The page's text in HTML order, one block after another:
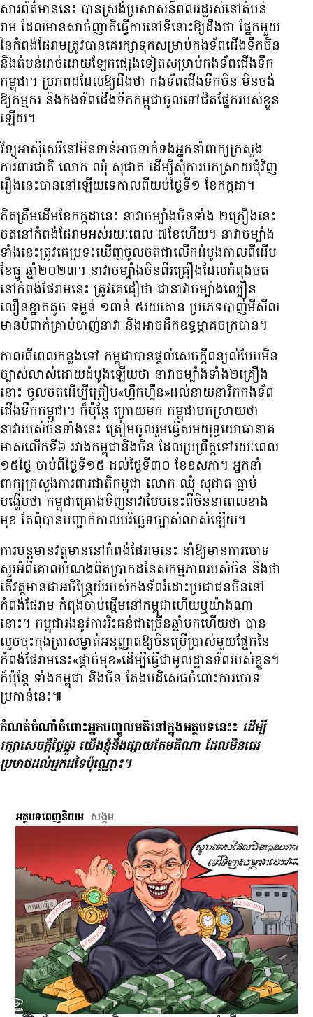
សារព័ត៌មាន​នេះ បាន​ស្រង់​ប្រសាសន៍​ពលរដ្ឋ​រស់នៅ​តំបន់​
រាម ដែល​មាន​សាច់ញាតិ​ធ្វើ​ការ​នៅ​ទីនោះ​ឱ្យ​ដឹង​ថា ផ្នែក​មួយ​
នៃ​កំពង់ផែ​រាម​ត្រូវ​បាន​គេ​រក្សា​ទុក​សម្រាប់​កងទ័ព​ជើងទឹក​ចិន
និង​តំបន់​ដាច់​ដោយឡែក​ផ្សេង​ទៀត​សម្រាប់​កងទ័ព​ជើងទឹក​
កម្ពុជា។ ប្រភព​ដដែល​ឱ្យ​ដឹង​ថា កងទ័ព​ជើងទឹក​ចិន មិន​ចង់​
ឱ្យ​កម្មករ និង​កងទ័ព​ជើង​ទឹក​កម្ពុជា​ចូល​ទៅ​ជិត​ផ្នែក​របស់​ខ្លួន​
ឡើយ។
វិទ្យុ​អាស៊ីសេរី​នៅ​មិន​ទាន់​អាច​ទាក់ទង​អ្នកនាំពាក្យ​ក្រសួង​
ការពារ​ជាតិ លោក ឈុំ សុជាត ដើម្បី​សុំ​ការ​បកស្រាយ​ជុំវិញ​
រឿង​នេះ​បាន​នៅឡើយ​ទេ​កាលពី​យប់​ថ្ងៃទី១ ខែ​កក្កដា។
គិត​ត្រឹម​ដើម​ខែ​កក្កដា​នេះ នាវា​ចម្បាំង​ចិន​ទាំង ២​គ្រឿង​នេះ
ចត​នៅ​កំពង់ផែ​រាម​អស់​រយៈពេល​ ៧ខែ​ហើយ។ នាវា​ចម្បាំង​
ទាំង​នេះ​ត្រូវ​គេ​ប្រទះ​ឃើញ​ចូល​ចត​ជា​លើក​ដំបូង​កាលពី​ដើម​
ខែ​ធ្នូ ឆ្នាំ២០២៣។ នាវា​ចម្បាំង​ចិន​ពីរ​គ្រឿង​ដែល​កំពុង​ចត​
នៅ​កំពង់ផែ​រាម​នេះ ត្រូវ​គេ​ជឿ​ថា ជា​នាវា​ចម្បាំង​ល្បឿន​
លឿន​ខ្នាត​តូច ទម្ងន់ ១ពាន់​ ៥រយ​តោន ប្រភេទ​បាញ់​មីសីល
មាន​បំពាក់​គ្រាប់​បាញ់​នាវា និង​អាច​ដឹក​ឧទ្ធម្ភាគចក្រ​បាន។
កាល​ពី​ពេល​កន្លងទៅ កម្ពុជា​បាន​ផ្តល់​សេចក្តី​ពន្យល់​បែប​មិន​
ច្បាស់​លាស់​ដោយ​ដំបូង​ឡើយ​ថា នាវា​ចម្បាំង​ទាំង​២គ្រឿង​
នោះ ចូល​ចត​ដើម្បី​ត្រៀម​«ហ្វឹកហ្វឺន»​ដល់​នាយ​នាវិក​កងទ័ព​
ជើង​ទឹក​កម្ពុជា។ ក៏ប៉ុន្តែ ក្រោយមក​ កម្ពុជា​បកស្រាយ​ថា
នាវា​របស់​ចិន​ទាំង​នេះ ត្រៀម​ចូលរួម​ធ្វើ​សមយុទ្ធ​យោធា​នាគ​
មាស​លើក​ទី៦​ រវាង​កម្ពុជា​និង​ចិន ដែល​ប្រព្រឹត្ត​ទៅ​រយៈពេល
​១៥​ថ្ងៃ ចាប់​ពី​ថ្ងៃទី១៥ ដល់​ថ្ងៃទី​៣០ ខែ​ឧសភា។ អ្នក​នាំ​
ពាក្យ​ក្រសួង​ការពារ​ជាតិ​កម្ពុជា លោក ឈុំ សុជាត ធ្លាប់​
បង្ហើប​ថា កម្ពុជា​គ្រោង​ទិញ​នាវា​បែប​នេះ​ពី​ចិន​នា​ពេល​ខាង
មុខ តែ​ពុំ​បាន​បញ្ជាក់​កាលបរិច្ឆេទ​ច្បាស់​លាស់​ឡើយ។
ការ​បន្ត​មាន​វត្តមាន​នៅ​កំពង់ផែ​រាម​នេះ នាំ​ឱ្យ​មាន​ការ​ចោទ
សួរ​អំពី​គោលបំណង​ពិតប្រាកដ​នៃ​សកម្មភាព​របស់​ចិន និង​ថា
តើ​វត្តមាន​ជា​អចិន្ត្រៃយ៍​របស់​កងទ័ព​រំដោះ​ប្រជាជន​ចិន​នៅ​
កំពង់ផែ​រាម កំពុង​ចាប់ផ្តើម​នៅ​កម្ពុជា​ហើយ​ឬ​យ៉ាងណា​
នោះ។ កម្ពុជា​រង​នូវ​ការ​រិះគន់​ជា​ច្រើន​ឆ្នាំ​មក​ហើយ​ថា បាន​
លួច​ចុះ​កុងត្រា​សម្ងាត់​អនុញ្ញាត​ឱ្យ​ចិន​ប្រើប្រាស់​មួយ​ផ្នែក​នៃ​
កំពង់ផែ​រាម​នេះ​«ផ្ដាច់មុខ»​ដើម្បី​ធ្វើ​ជា​មូលដ្ឋាន​ទ័ព​របស់​ខ្លួន។
ក៏ប៉ុន្តែ ទាំង​កម្ពុជា និង​ចិន តែង​បដិសេធ​ចំពោះ​ការ​ចោទ​
ប្រកាន់​នេះ៕
កំណត់​ចំណាំ​ចំពោះ​អ្នក​បញ្ចូល​មតិ​នៅ​ក្នុង​អត្ថបទ​នេះ៖ ដើម្បី​
រក្សា​សេចក្ដី​ថ្លៃថ្នូរ យើង​ខ្ញុំ​នឹង​ផ្សាយ​តែ​មតិ​ណា ដែល​មិន​ជេរ​
ប្រមាថ​ដល់​អ្នក​ដទៃ​ប៉ុណ្ណោះ។
អត្ថបទពេញនិយម សង្គម